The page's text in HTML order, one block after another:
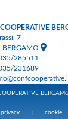
7
BERGAMO
285511
231689
privacy cookie